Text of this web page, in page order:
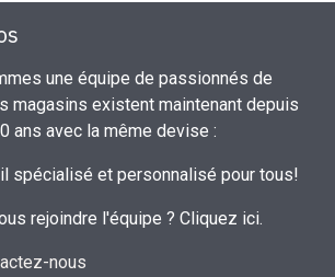
une équipe de passionnés de
magasins existent maintenant depuis
ans avec la même devise :
spécialisé et personnalisé pour tous!
rejoindre l'équipe ? Cliquez ici.
nous